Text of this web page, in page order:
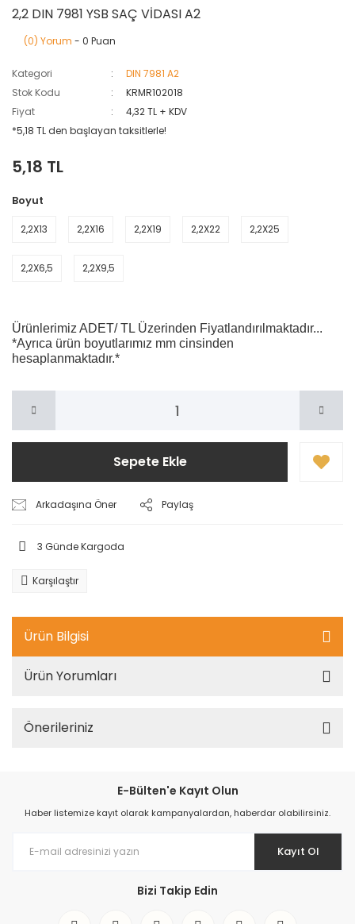
2,2 DIN 7981 YSB SAÇ VİDASI A2
(0) Yorum - 0 Puan
Kategori
DIN 7981 A2
Stok Kodu
KRMR102018
Fiyat
4,32 TL + KDV
*5,18 TL den başlayan taksitlerle!
5,18 TL
Boyut
2,2X13 2,2X16 2,2X19 2,2X22 2,2X25
2,2X6,5 2,2X9,5
Ürünlerimiz ADET/ TL Üzerinden Fiyatlandırılmaktadır...
*Ayrıca ürün boyutlarımız mm cinsinden
hesaplanmaktadır.*
Sepete Ekle
Arkadaşına Öner Paylaş
3 Günde Kargoda
Karşılaştır
Ürün Bilgisi
Ürün Yorumları
Önerileriniz
E-Bülten'e Kayıt Olun
Haber listemize kayıt olarak kampanyalardan, haberdar olabilirsiniz.
Kayıt Ol
Bizi Takip Edin